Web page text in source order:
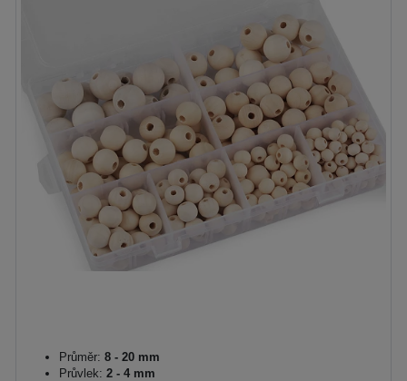
Průměr: 8 - 20 mm
Průvlek: 2 - 4 mm